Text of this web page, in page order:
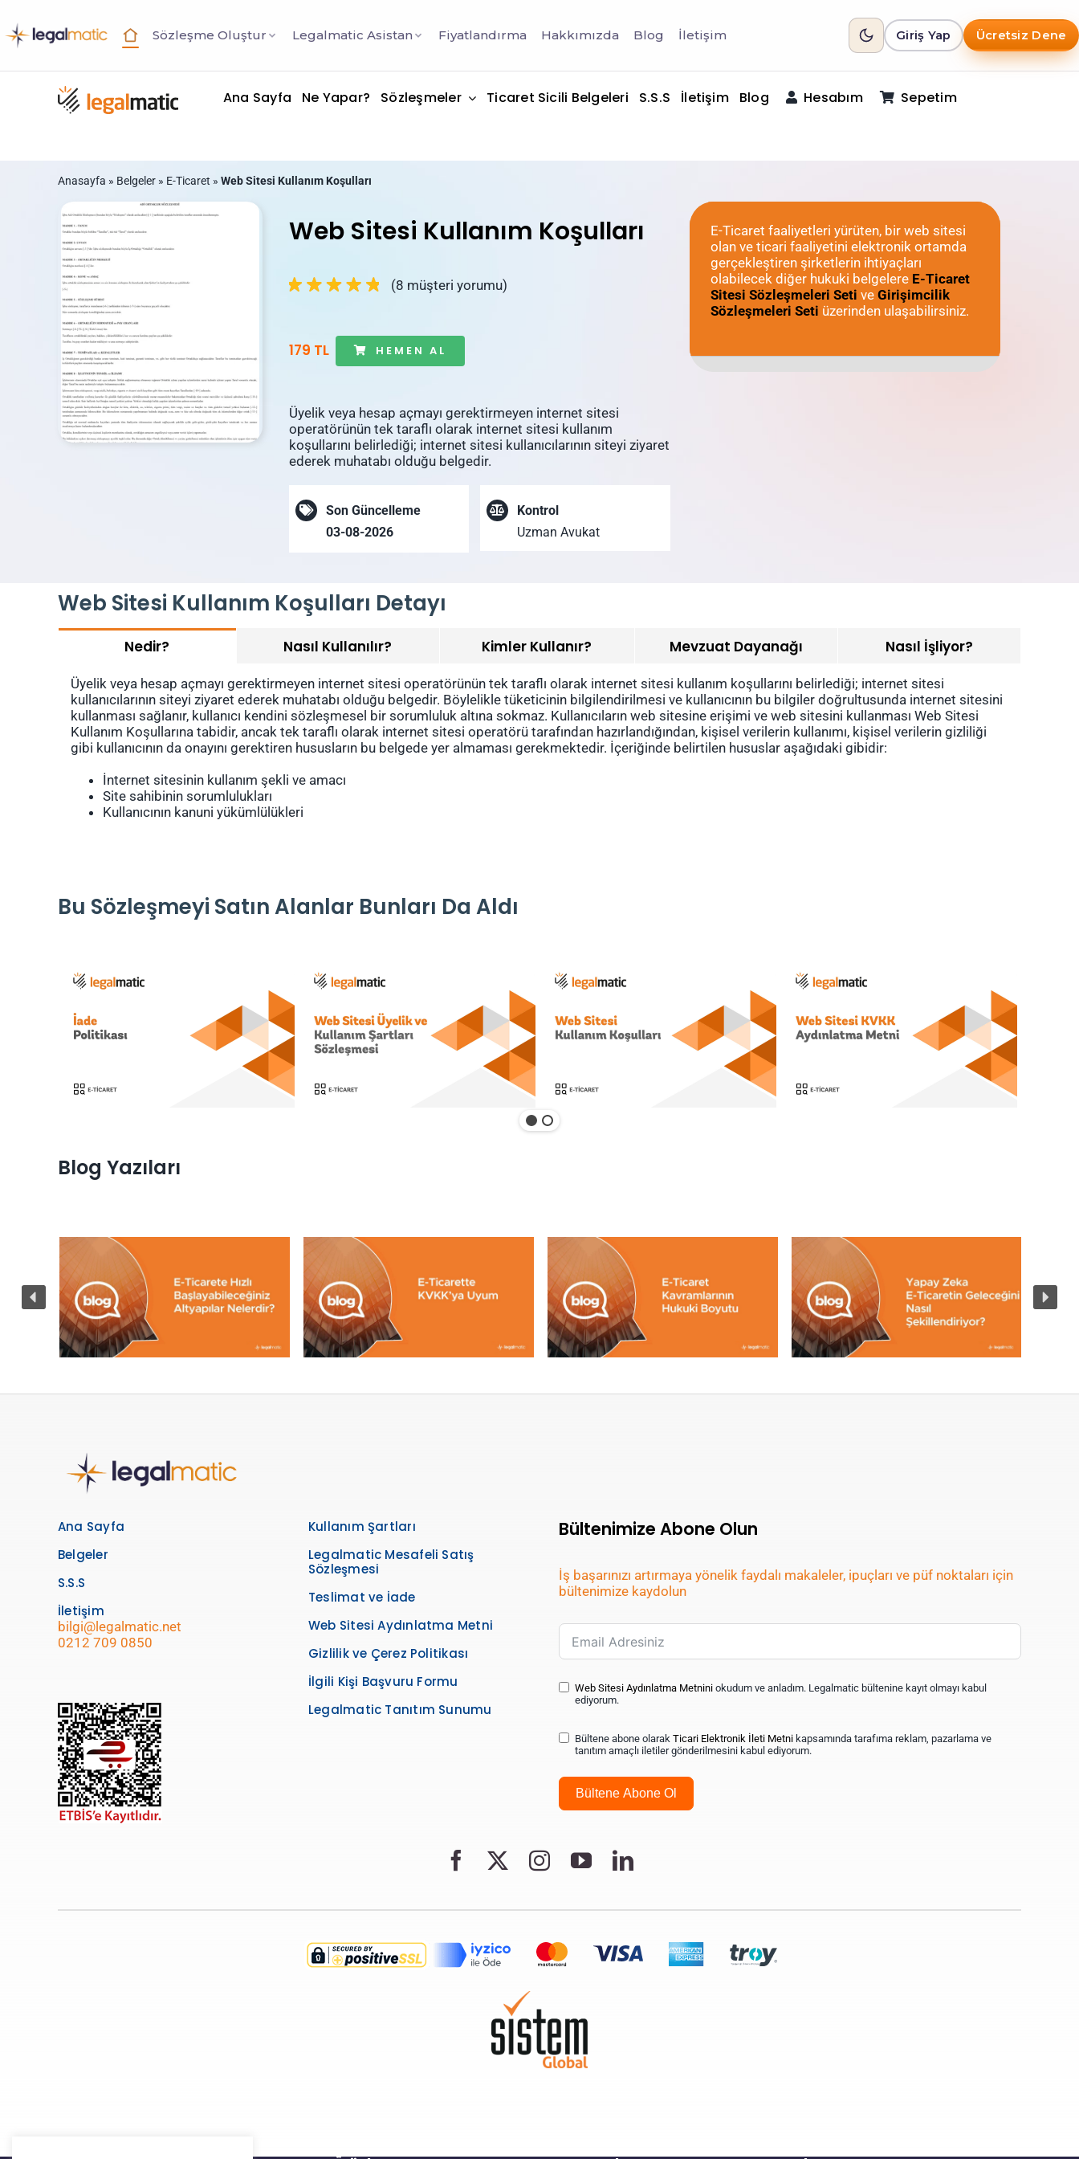
Sözleşme Oluştur Legalmatic Asistan Fiyatlandırma Hakkımızda Blog İletişim Giriş Yap Ücretsiz Dene
Ana Sayfa Ne Yapar? Sözleşmeler Ticaret Sicili Belgeleri S.S.S İletişim Blog Hesabım Sepetim
Anasayfa » Belgeler» E-Ticaret » Web Sitesi Kullanım Koşulları
Web Sitesi Kullanım Koşulları
(8 müşteri yorumu)
179 TL HEMEN AL
Üyelik veya hesap açmayı gerektirmeyen internet sitesi
operatörünün tek taraflı olarak internet sitesi kullanım
koşullarını belirlediği; internet sitesi kullanıcılarının siteyi ziyaret
ederek muhatabı olduğu belgedir.
Son Güncelleme
03-08-2026
Kontrol
Uzman Avukat
E-Ticaret faaliyetleri yürüten, bir web sitesi
olan ve ticari faaliyetini elektronik ortamda
gerçekleştiren şirketlerin ihtiyaçları
olabilecek diğer hukuki belgelere E-Ticaret
Sitesi Sözleşmeleri Seti ve Girişimcilik
Sözleşmeleri Seti üzerinden ulaşabilirsiniz.
Web Sitesi Kullanım Koşulları Detayı
Nedir? Nasıl Kullanılır? Kimler Kullanır? Mevzuat Dayanağı Nasıl İşliyor?
Üyelik veya hesap açmayı gerektirmeyen internet sitesi operatörünün tek taraflı olarak internet sitesi kullanım koşullarını belirlediği; internet sitesi
kullanıcılarının siteyi ziyaret ederek muhatabı olduğu belgedir. Böylelikle tüketicinin bilgilendirilmesi ve kullanıcının bu bilgiler doğrultusunda internet sitesini
kullanması sağlanır, kullanıcı kendini sözleşmesel bir sorumluluk altına sokmaz. Kullanıcıların web sitesine erişimi ve web sitesini kullanması Web Sitesi
Kullanım Koşullarına tabidir, ancak tek taraflı olarak internet sitesi operatörü tarafından hazırlandığından, kişisel verilerin kullanımı, kişisel verilerin gizliliği
gibi kullanıcının da onayını gerektiren hususların bu belgede yer almaması gerekmektedir. İçeriğinde belirtilen hususlar aşağıdaki gibidir:
İnternet sitesinin kullanım şekli ve amacı
Site sahibinin sorumlulukları
Kullanıcının kanuni yükümlülükleri
Bu Sözleşmeyi Satın Alanlar Bunları Da Aldı
Blog Yazıları
Ana Sayfa
Belgeler
S.S.S
İletişim
bilgi@legalmatic.net
0212 709 0850
Kullanım Şartları
Legalmatic Mesafeli Satış
Sözleşmesi
Teslimat ve İade
Web Sitesi Aydınlatma Metni
Gizlilik ve Çerez Politikası
İlgili Kişi Başvuru Formu
Legalmatic Tanıtım Sunumu
Bültenimize Abone Olun
İş başarınızı artırmaya yönelik faydalı makaleler, ipuçları ve püf noktaları için
bültenimize kaydolun
Web Sitesi Aydınlatma Metniniokudum ve anladım. Legalmatic bültenine kayıt olmayı kabul
ediyorum.
Bültene abone olarak Ticari Elektronik İleti Metnikapsamında tarafıma reklam, pazarlama ve
tanıtım amaçlı iletiler gönderilmesini kabul ediyorum.
Bültene Abone Ol